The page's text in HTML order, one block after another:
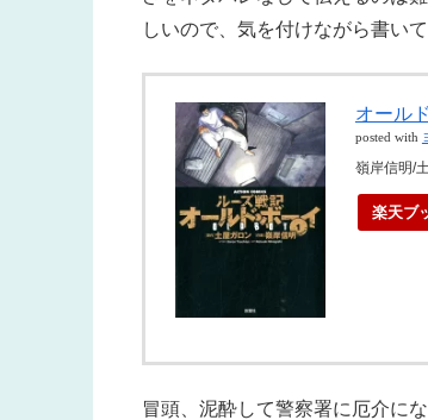
しいので、気を付けながら書い
オール
posted with
嶺岸信明/
楽天ブ
冒頭、泥酔して警察署に厄介に